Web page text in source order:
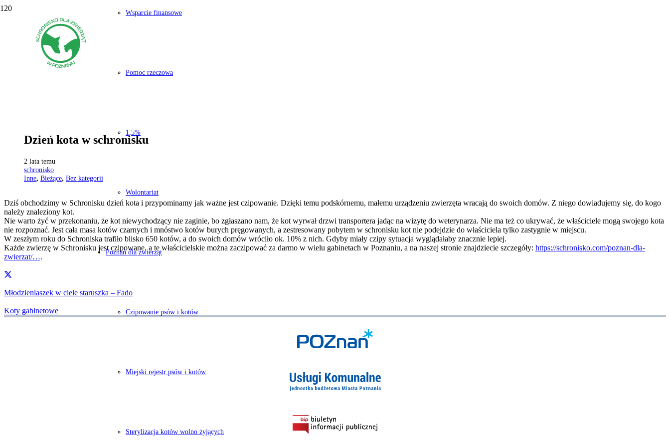
Wsparcie finansowe
Pomoc rzeczowa
1,5%
Wolontariat
Poznań dla zwierząt
Czipowanie psów i kotów
Miejski rejestr psów i kotów
Sterylizacja kotów wolno żyjących
Dzień kota w schronisku
2 lata temu
schronisko
Inne, Bieżące, Bez kategorii
Dziś obchodzimy w Schronisku dzień kota i przypominamy jak ważne jest czipowanie. Dzięki temu podskórnemu, małemu urządzeniu zwierzęta wracają do swoich domów. Z niego dowiadujemy się, do kogo
należy znaleziony kot.
Nie warto żyć w przekonaniu, że kot niewychodzący nie zaginie, bo zgłaszano nam, że kot wyrwał drzwi transportera jadąc na wizytę do weterynarza. Nie ma też co ukrywać, że właściciele mogą swojego kota
nie rozpoznać. Jest cała masa kotów czarnych i mnóstwo kotów burych pręgowanych, a zestresowany pobytem w schronisku kot nie podejdzie do właściciela tylko zastygnie w miejscu.
W zeszłym roku do Schroniska trafiło blisko 650 kotów, a do swoich domów wróciło ok. 10% z nich. Gdyby miały czipy sytuacja wyglądałaby znacznie lepiej.
Każde zwierzę w Schronisku jest czipowane, a te właścicielskie można zaczipować za darmo w wielu gabinetach w Poznaniu, a na naszej stronie znajdziecie szczegóły: https://schronisko.com/poznan-dla-
zwierzat/….
Młodzieniaszek w ciele staruszka – Fado
Koty gabinetowe